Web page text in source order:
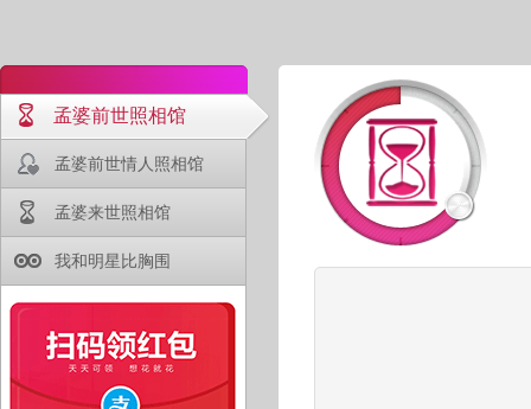
孟婆前世照相馆
孟婆前世情人照相馆
孟婆来世照相馆
我和明星比胸围